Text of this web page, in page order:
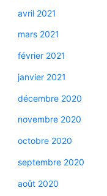
avril 2021
mars 2021
février 2021
janvier 2021
décembre 2020
novembre 2020
octobre 2020
septembre 2020
août 2020